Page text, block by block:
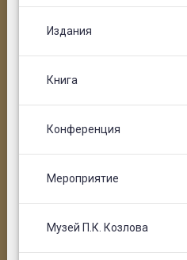
Издания
Книга
Конференция
Мероприятие
Музей П.К. Козлова